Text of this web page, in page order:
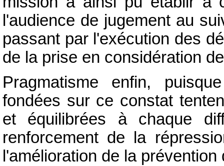
l'audience de jugement au
passant par l'exécution des
de la prise en considération
Pragmatisme enfin,
fondées sur ce constat
et équilibrées à chaque
renforcement de la
l'amélioration de la